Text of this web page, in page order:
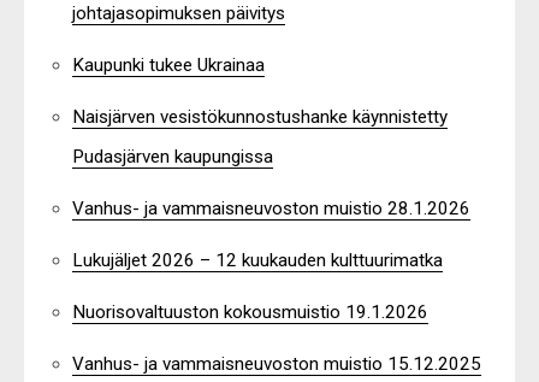
johtajasopimuksen päivitys
Kaupunki tukee Ukrainaa
Naisjärven vesistökunnostushanke käynnistetty
Pudasjärven kaupungissa
Vanhus- ja vammaisneuvoston muistio 28.1.2026
Lukujäljet 2026 – 12 kuukauden kulttuurimatka
Nuorisovaltuuston kokousmuistio 19.1.2026
Vanhus- ja vammaisneuvoston muistio 15.12.2025